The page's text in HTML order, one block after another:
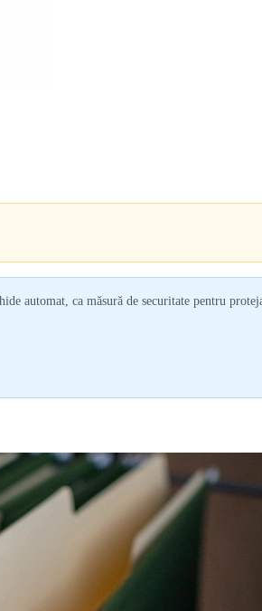
automat, ca măsură de securitate pentru